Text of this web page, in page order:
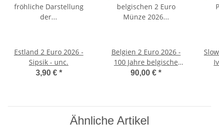
Estland 2 Euro 2026 -
Sipsik - unc.
3,90 € *
Belgien 2 Euro 2026 -
100 Jahre belgische
Eisenbahn - Reverse
90,00 € *
Ähnliche Artikel